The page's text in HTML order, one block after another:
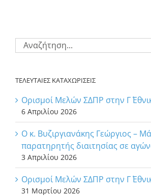
Αναζήτηση
για:
ΤΕΛΕΥΤΑΙΕΣ ΚΑΤΑΧΩΡΙΣΕΙΣ
Ορισμοί Μελών ΣΔΠΡ στην Γ΄
6 Απριλίου 2026
Ο κ. Βυζιργιανάκης Γεώργιος –
παρατηρητής διαιτησίας σε
3 Απριλίου 2026
Ορισμοί Μελών ΣΔΠΡ στην Γ΄
31 Μαρτίου 2026